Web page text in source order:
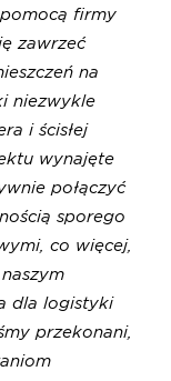
firmy
zawrzeć
na
niezwykle
i ścisłej
wynajęte
połączyć
sporego
co więcej,
dla logistyki
przekonani,